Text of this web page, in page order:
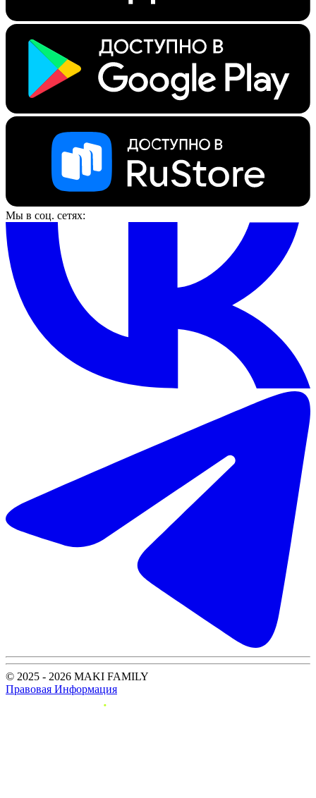
Мы в соц. сетях:
© 2025 - 2026 MAKI FAMILY
Правовая Информация